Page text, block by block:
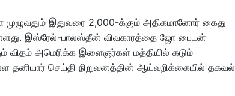
இதுவரை 2,000-க்கும் அதிகமானோர் கைது
இஸ்ரேல்-பாலஸ்தீன் விவகாரத்தை ஜோ பைடன்
விதம் அமெரிக்க இளைஞர்கள் மத்தியில் கடும்
தனியார் செய்தி நிறுவனத்தின் ஆய்வறிக்கையில் தகவல்